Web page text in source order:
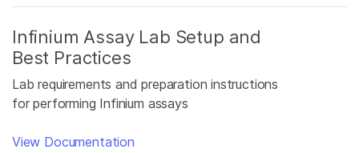
Infinium Assay Lab Setup and
Best Practices
Lab requirements and preparation instructions
for performing Infinium assays
View Documentation